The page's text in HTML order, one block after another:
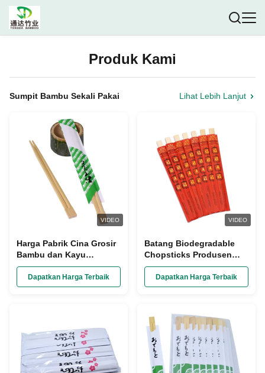
Produk Kami
Sumpit Bambu Sekali Pakai Lihat Lebih Lanjut
VIDEO
Harga Pabrik Cina Grosir
Bambu dan Kayu
Bungkus Secara Individu
Sushi Chopsticks sekali
pakai
Dapatkan Harga Terbaik
VIDEO
Batang Biodegradable
Chopsticks Produsen
Untuk Set Masak Pabrik
Batang Chopsticks
Dapatkan Harga Terbaik